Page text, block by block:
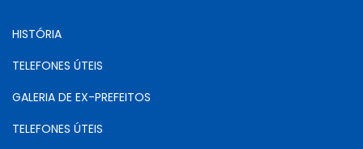
HISTÓRIA
TELEFONES ÚTEIS
GALERIA DE EX-PREFEITOS
TELEFONES ÚTEIS